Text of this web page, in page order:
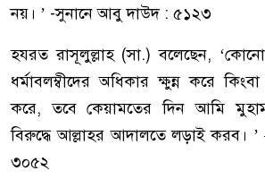
নয়। ’ -সুনানে আবু দাউদ : ৫১২৩
হযরত রাসূলুল্লাহ (সা.) বলেছেন,
ধর্মাবলম্বীদের অধিকার ক্ষুন্ন করে
করে, তবে কেয়ামতের দিন আমি
বিরুদ্ধে আল্লাহর আদালতে লড়াই করব।
৩০৫২